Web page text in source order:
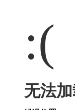
:(
无法